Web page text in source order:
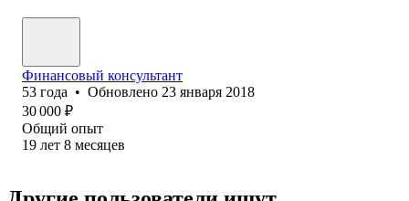
Финансовый консультант
53 года • Обновлено 23 января 2018
30 000 ₽
Общий опыт
19 лет 8 месяцев